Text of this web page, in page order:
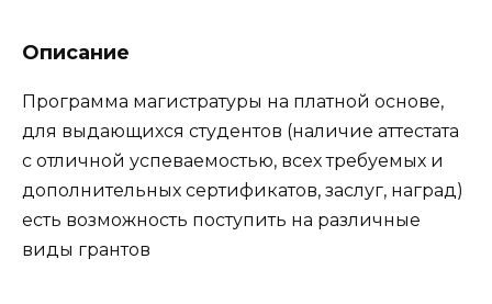
Описание
Программа магистратуры на платной основе,
для выдающихся студентов (наличие аттестата
с отличной успеваемостью, всех требуемых и
дополнительных сертификатов, заслуг, наград)
есть возможность поступить на различные
виды грантов